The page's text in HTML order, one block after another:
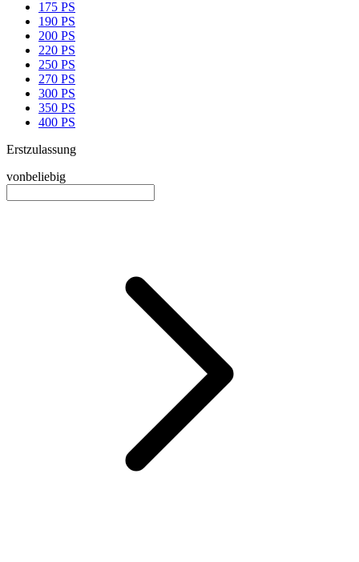
175 PS
190 PS
200 PS
220 PS
250 PS
270 PS
300 PS
350 PS
400 PS
Erstzulassung
vonbeliebig